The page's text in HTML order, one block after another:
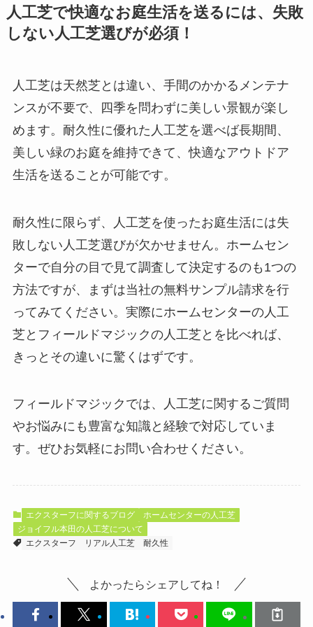
人工芝で快適なお庭生活を送るには、失敗
しない人工芝選びが必須！
人工芝は天然芝とは違い、手間のかかるメンテナ
ンスが不要で、四季を問わずに美しい景観が楽し
めます。耐久性に優れた人工芝を選べば長期間、
美しい緑のお庭を維持できて、快適なアウトドア
生活を送ることが可能です。
耐久性に限らず、人工芝を使ったお庭生活には失
敗しない人工芝選びが欠かせません。ホームセン
ターで自分の目で見て調査して決定するのも1つの
方法ですが、まずは当社の無料サンプル請求を行
ってみてください。実際にホームセンターの人工
芝とフィールドマジックの人工芝とを比べれば、
きっとその違いに驚くはずです。
フィールドマジックでは、人工芝に関するご質問
やお悩みにも豊富な知識と経験で対応していま
す。ぜひお気軽にお問い合わせください。
エクスターフに関するブログ
ホームセンターの人工芝
ジョイフル本田の人工芝について
エクスターフ
リアル人工芝 耐久性
よかったらシェアしてね！